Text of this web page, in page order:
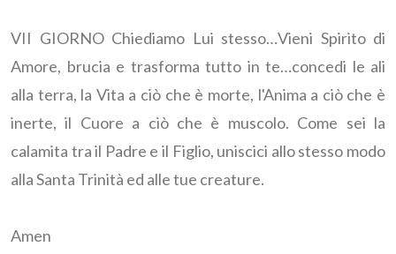
VII GIORNO Chiediamo Lui stesso…Vieni Spirito di
Amore, brucia e trasforma tutto in te…concedi le ali
alla terra, la Vita a ciò che è morte, l'Anima a ciò che è
inerte, il Cuore a ciò che è muscolo. Come sei la
calamita tra il Padre e il Figlio, uniscici allo stesso modo
alla Santa Trinità ed alle tue creature.
Amen